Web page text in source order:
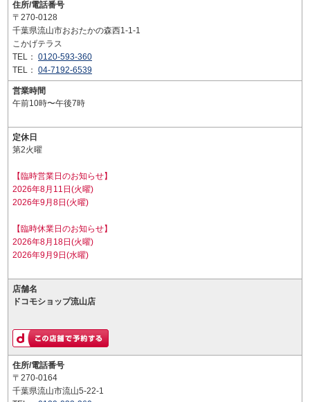
住所/電話番号
〒270-0128
千葉県流山市おおたかの森西1-1-1
こかげテラス
TEL： 0120-593-360
TEL： 04-7192-6539
営業時間
午前10時〜午後7時
定休日
第2火曜
【臨時営業日のお知らせ】
2026年8月11日(火曜)
2026年9月8日(火曜)
【臨時休業日のお知らせ】
2026年8月18日(火曜)
2026年9月9日(水曜)
店舗名
ドコモショップ流山店
住所/電話番号
〒270-0164
千葉県流山市流山5-22-1